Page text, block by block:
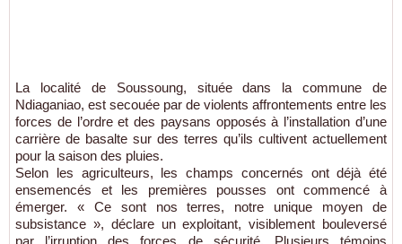
La localité de Soussoung, située dans la commune de
Ndiaganiao, est secouée par de violents affrontements entre les
forces de l’ordre et des paysans opposés à l’installation d’une
carrière de basalte sur des terres qu’ils cultivent actuellement
pour la saison des pluies.
Selon les agriculteurs, les champs concernés ont déjà été
ensemencés et les premières pousses ont commencé à
émerger. « Ce sont nos terres, notre unique moyen de
subsistance », déclare un exploitant, visiblement bouleversé
par l’irruption des forces de sécurité. Plusieurs témoins